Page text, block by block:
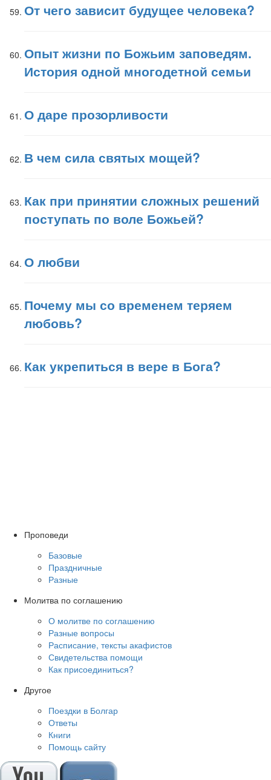
От чего зависит будущее человека?
Опыт жизни по Божьим заповедям.
История одной многодетной семьи
О даре прозорливости
В чем сила святых мощей?
Как при принятии сложных решений
поступать по воле Божьей?
О любви
Почему мы со временем теряем
любовь?
Как укрепиться в вере в Бога?
Проповеди
Базовые
Праздничные
Разные
Молитва по соглашению
О молитве по соглашению
Разные вопросы
Расписание, тексты акафистов
Свидетельства помощи
Как присоединиться?
Другое
Поездки в Болгар
Ответы
Книги
Помощь сайту